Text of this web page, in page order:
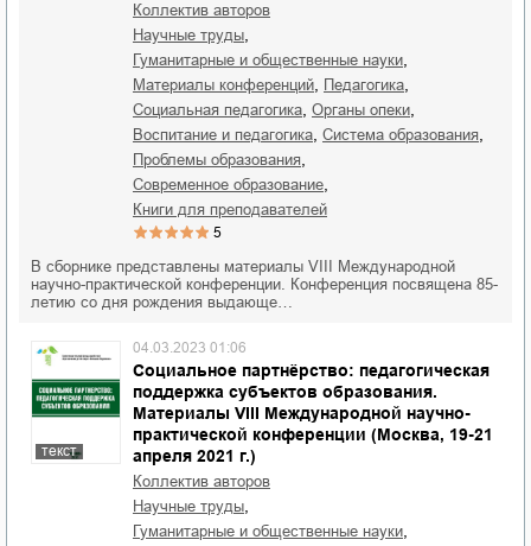
Коллектив авторов
научные труды
гуманитарные и общественные науки
материалы конференций педагогика
социальная педагогика органы опеки
воспитание и педагогика система образования
проблемы образования
современное образование
книги для преподавателей
5
В сборнике представлены материалы VIII Международной
научно-практической конференции. Конференция посвящена 85-
летию со дня рождения выдающе…
текст
Социальное партнёрство: педагогическая
поддержка субъектов образования.
Материалы VIII Международной научно-
практической конференции (Москва, 19-21
апреля 2021 г.)
04.03.2023 01:06
Коллектив авторов
научные труды
гуманитарные и общественные науки